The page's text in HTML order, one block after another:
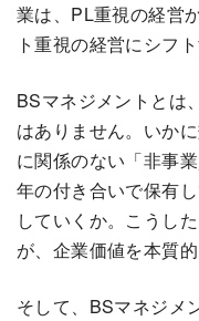
業は、PL重視の経営
ト重視の経営にシフ
BSマネジメントとは
はありません。いか
に関係のない「非事
年の付き合いで保有
していくか。こうし
が、企業価値を本質
そして、BSマネジメ